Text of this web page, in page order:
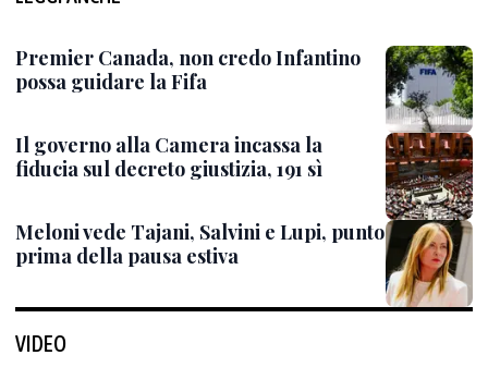
Premier Canada, non credo Infantino
possa guidare la Fifa
Il governo alla Camera incassa la
fiducia sul decreto giustizia, 191 sì
Meloni vede Tajani, Salvini e Lupi, punto
prima della pausa estiva
VIDEO